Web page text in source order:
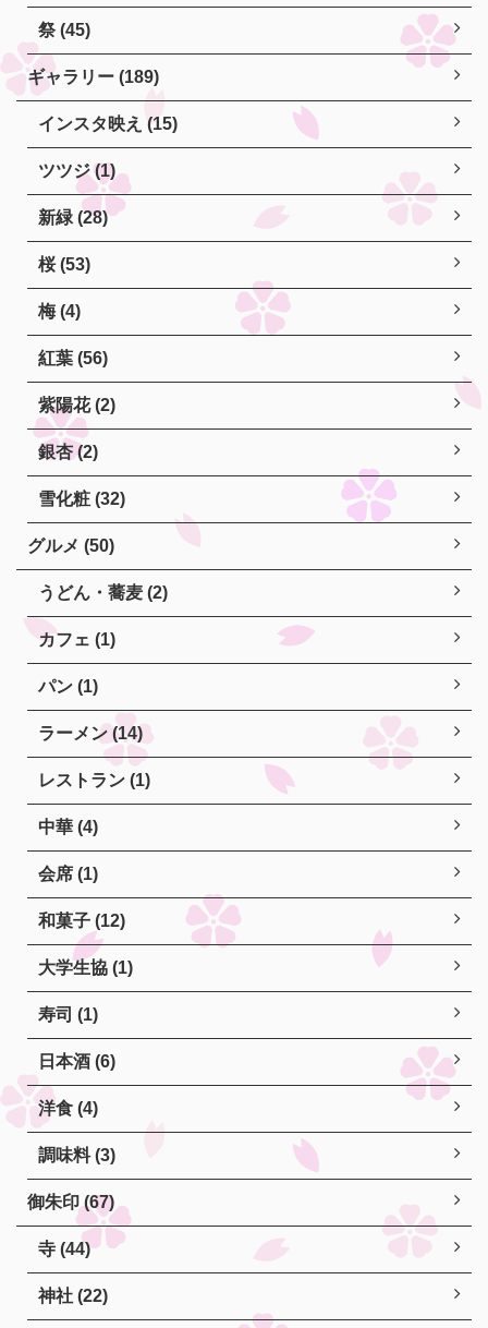
祭 (45)
ギャラリー (189)
インスタ映え (15)
ツツジ (1)
新緑 (28)
桜 (53)
梅 (4)
紅葉 (56)
紫陽花 (2)
銀杏 (2)
雪化粧 (32)
グルメ (50)
うどん・蕎麦 (2)
カフェ (1)
パン (1)
ラーメン (14)
レストラン (1)
中華 (4)
会席 (1)
和菓子 (12)
大学生協 (1)
寿司 (1)
日本酒 (6)
洋食 (4)
調味料 (3)
御朱印 (67)
寺 (44)
神社 (22)